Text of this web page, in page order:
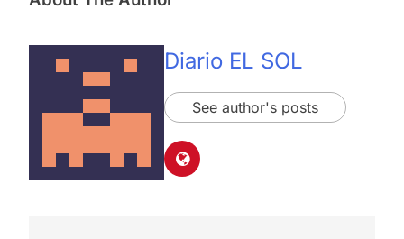
Diario EL SOL
See author's posts